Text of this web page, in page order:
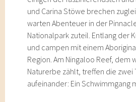
und Carina Stöwe brechen
warten Abenteuer in der
Nationalpark zuteil. Entlang der
und campen mit einem
Region. Am Ningaloo Reef, dem
Naturerbe zählt, treffen die
aufeinander: Ein Schwimmgang